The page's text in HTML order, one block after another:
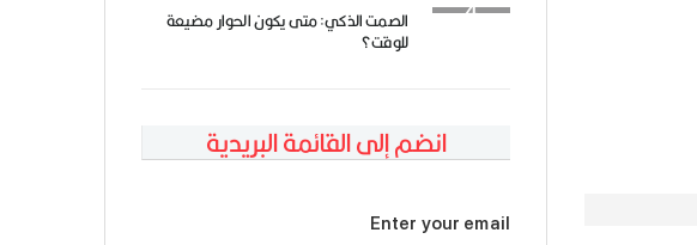
الصمت الذكي: متى يكون الحوار مضيعة
للوقت؟
انضم إلى القائمة البريدية